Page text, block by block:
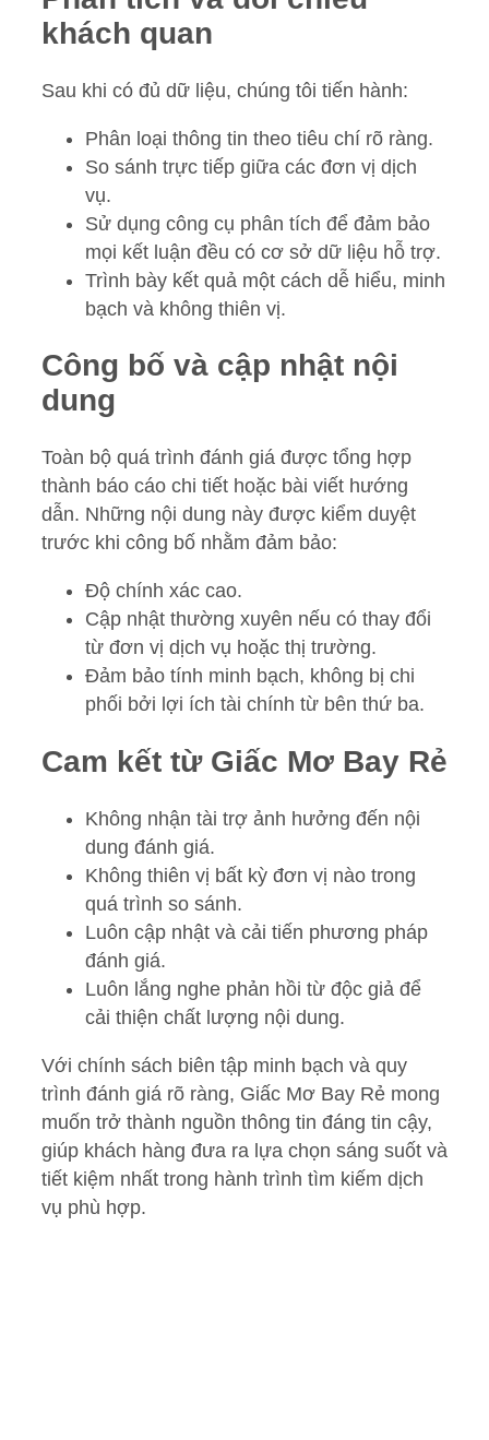
khách quan
Sau khi có đủ dữ liệu, chúng tôi tiến hành:
Phân loại thông tin theo tiêu chí rõ ràng.
So sánh trực tiếp giữa các đơn vị dịch
vụ.
Sử dụng công cụ phân tích để đảm bảo
mọi kết luận đều có cơ sở dữ liệu hỗ trợ.
Trình bày kết quả một cách dễ hiểu, minh
bạch và không thiên vị.
Công bố và cập nhật nội
dung
Toàn bộ quá trình đánh giá được tổng hợp
thành báo cáo chi tiết hoặc bài viết hướng
dẫn. Những nội dung này được kiểm duyệt
trước khi công bố nhằm đảm bảo:
Độ chính xác cao.
Cập nhật thường xuyên nếu có thay đổi
từ đơn vị dịch vụ hoặc thị trường.
Đảm bảo tính minh bạch, không bị chi
phối bởi lợi ích tài chính từ bên thứ ba.
Cam kết từ Giấc Mơ Bay Rẻ
Không nhận tài trợ ảnh hưởng đến nội
dung đánh giá.
Không thiên vị bất kỳ đơn vị nào trong
quá trình so sánh.
Luôn cập nhật và cải tiến phương pháp
đánh giá.
Luôn lắng nghe phản hồi từ độc giả để
cải thiện chất lượng nội dung.
Với chính sách biên tập minh bạch và quy
trình đánh giá rõ ràng, Giấc Mơ Bay Rẻ mong
muốn trở thành nguồn thông tin đáng tin cậy,
giúp khách hàng đưa ra lựa chọn sáng suốt và
tiết kiệm nhất trong hành trình tìm kiếm dịch
vụ phù hợp.